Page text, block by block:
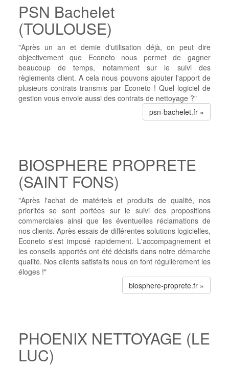
PSN Bachelet
(TOULOUSE)
"Après un an et demie d'utilisation déjà, on peut dire
objectivement que Econeto nous permet de gagner
beaucoup de temps, notamment sur le suivi des
règlements client. A cela nous pouvons ajouter l'apport de
plusieurs contrats transmis par Econeto ! Quel logiciel de
gestion vous envoie aussi des contrats de nettoyage ?"
psn-bachelet.fr »
BIOSPHERE PROPRETE
(SAINT FONS)
"Après l'achat de matériels et produits de qualité, nos
priorités se sont portées sur le suivi des propositions
commerciales ainsi que les éventuelles réclamations de
nos clients. Après essais de différentes solutions logicielles,
Econeto s'est imposé rapidement. L'accompagnement et
les conseils apportés ont été décisifs dans notre démarche
qualité. Nos clients satisfaits nous en font régulièrement les
éloges !"
biosphere-proprete.fr »
PHOENIX NETTOYAGE (LE
LUC)